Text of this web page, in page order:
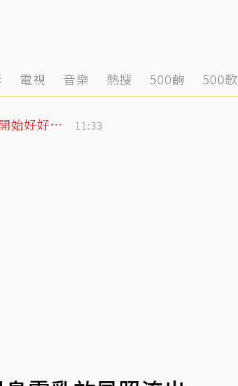
電視 音樂 熱搜 500齣 500歌
遭控當小三！姜厚任女友發千字文「不學邏輯很難開始好好活」 11:33